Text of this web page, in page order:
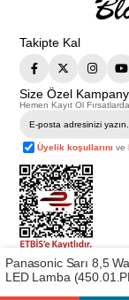
Takipte Kal
Size Özel
Hemen Kayıt Ol
Üyelik koşullarını ve
Telif Hakkı ©
Bu web sitesindeki
görsel ve yazılı
Panasonic Sarı 8,5
LED Lamba